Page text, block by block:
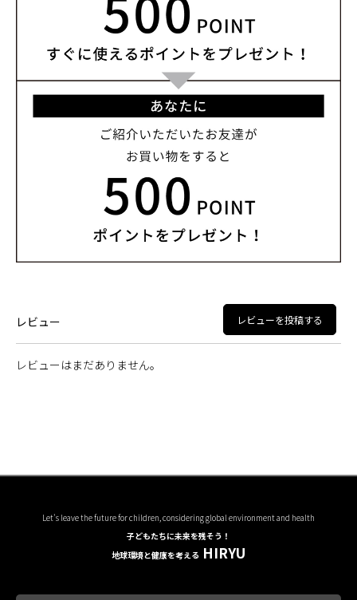
レビュー レビューを投稿する
レビューはまだありません。
Let's leave the future for children, considering global environment and health
子どもたちに未来を残そう！
地球環境と健康を考える HIRYU